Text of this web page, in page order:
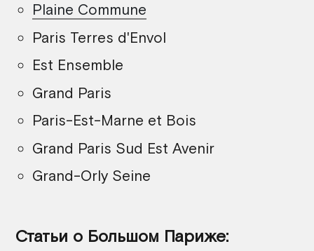
Plaine Commune
Paris Terres d'Envol
Est Ensemble
Grand Paris
Paris-Est-Marne et Bois
Grand Paris Sud Est Avenir
Grand-Orly Seine
Статьи о Большом Париже: